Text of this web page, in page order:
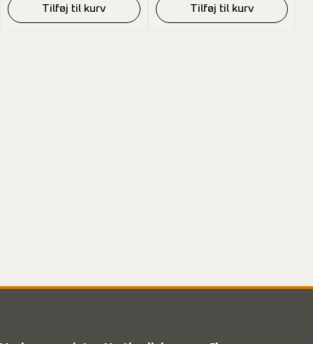
Tilføj til kurv Tilføj til kurv